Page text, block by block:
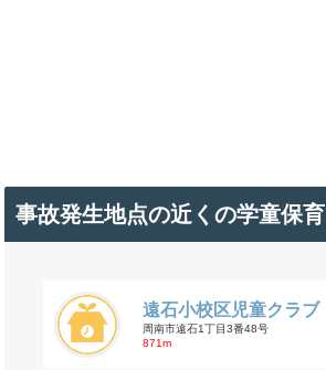
事故発生地点の近くの学童保育
遠石小校区児童クラブ
周南市遠石1丁目3番48号
871m